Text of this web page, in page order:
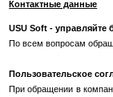
Контактные данные
USU Soft - управляйте
По всем вопросам
Пользовательское
При обращении в